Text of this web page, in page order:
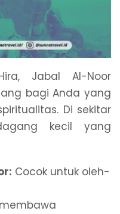
Jabal Al-Noor
bagi Anda yang
Di sekitar
kecil yang
Cocok untuk oleh-